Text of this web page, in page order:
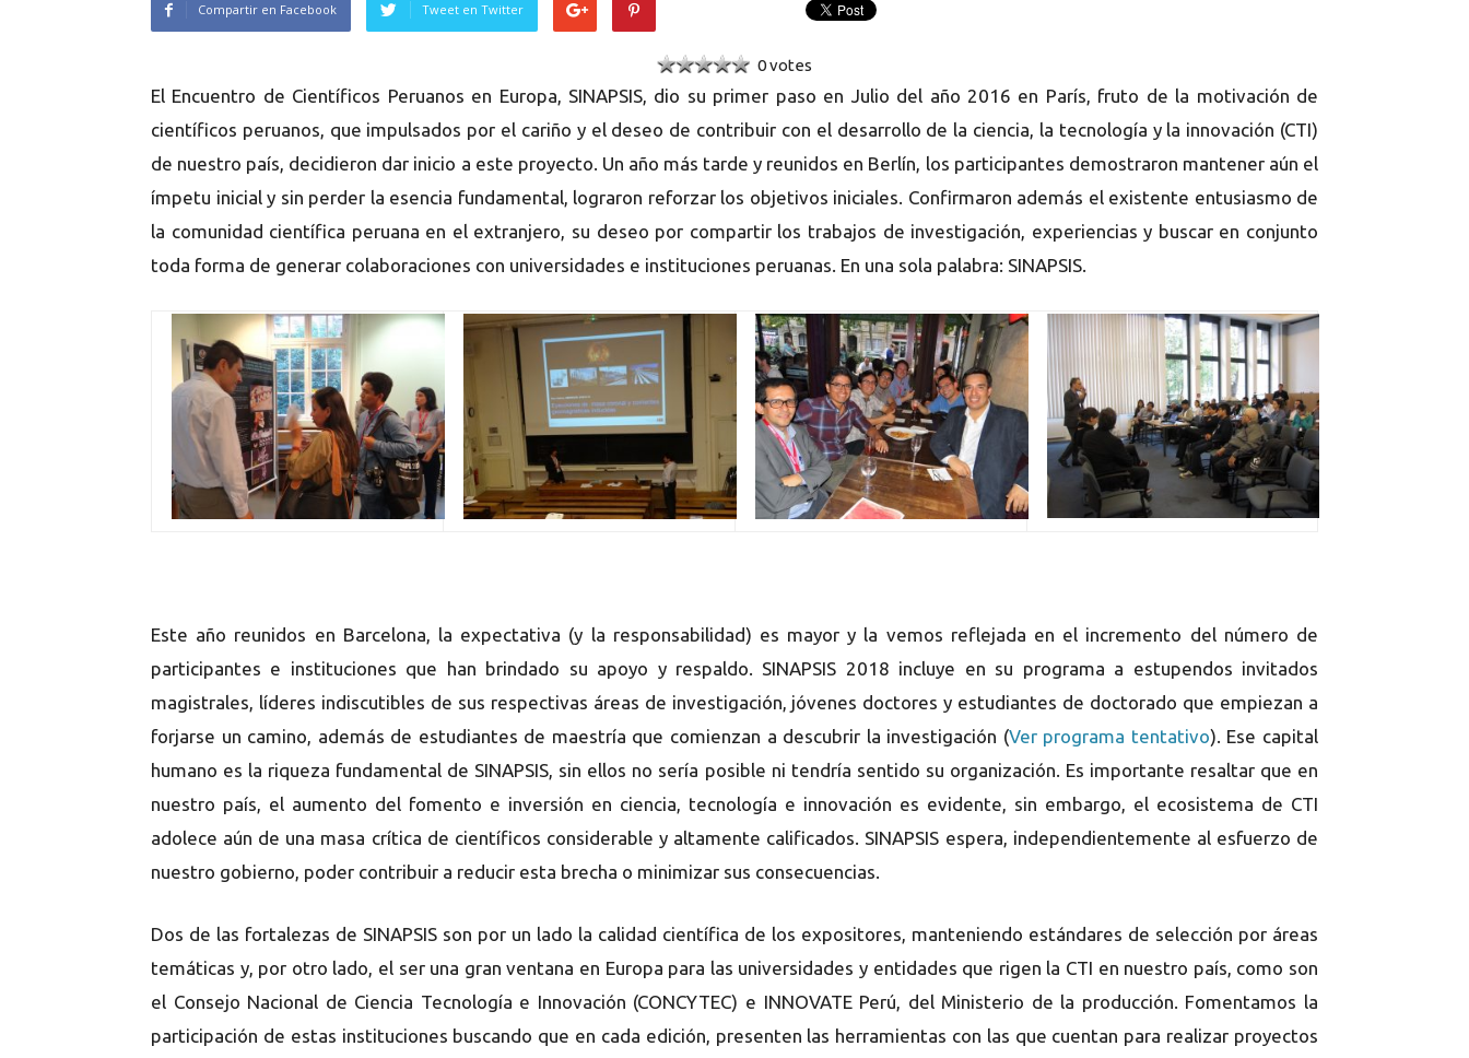
Compartir en Facebook Tweet en Twitter
0 votes
El Encuentro de Científicos Peruanos en Europa, SINAPSIS, dio su primer paso en Julio del año 2016 en París, fruto de la motivación de
científicos peruanos, que impulsados por el cariño y el deseo de contribuir con el desarrollo de la ciencia, la tecnología y la innovación (CTI)
de nuestro país, decidieron dar inicio a este proyecto. Un año más tarde y reunidos en Berlín, los participantes demostraron mantener aún el
ímpetu inicial y sin perder la esencia fundamental, lograron reforzar los objetivos iniciales. Confirmaron además el existente entusiasmo de
la comunidad científica peruana en el extranjero, su deseo por compartir los trabajos de investigación, experiencias y buscar en conjunto
toda forma de generar colaboraciones con universidades e instituciones peruanas. En una sola palabra: SINAPSIS.
Este año reunidos en Barcelona, la expectativa (y la responsabilidad) es mayor y la vemos reflejada en el incremento del número de
participantes e instituciones que han brindado su apoyo y respaldo. SINAPSIS 2018 incluye en su programa a estupendos invitados
magistrales, líderes indiscutibles de sus respectivas áreas de investigación, jóvenes doctores y estudiantes de doctorado que empiezan a
forjarse un camino, además de estudiantes de maestría que comienzan a descubrir la investigación (Ver programa tentativo). Ese capital
humano es la riqueza fundamental de SINAPSIS, sin ellos no sería posible ni tendría sentido su organización. Es importante resaltar que en
nuestro país, el aumento del fomento e inversión en ciencia, tecnología e innovación es evidente, sin embargo, el ecosistema de CTI
adolece aún de una masa crítica de científicos considerable y altamente calificados. SINAPSIS espera, independientemente al esfuerzo de
nuestro gobierno, poder contribuir a reducir esta brecha o minimizar sus consecuencias.
Dos de las fortalezas de SINAPSIS son por un lado la calidad científica de los expositores, manteniendo estándares de selección por áreas
temáticas y, por otro lado, el ser una gran ventana en Europa para las universidades y entidades que rigen la CTI en nuestro país, como son
el Consejo Nacional de Ciencia Tecnología e Innovación (CONCYTEC) e INNOVATE Perú, del Ministerio de la producción. Fomentamos la
participación de estas instituciones buscando que en cada edición, presenten las herramientas con las que cuentan para realizar proyectos